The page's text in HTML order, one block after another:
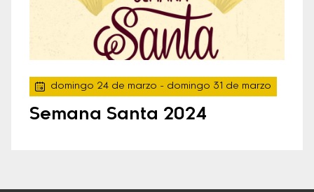
domingo 24 de marzo - domingo 31 de marzo
Semana Santa 2024